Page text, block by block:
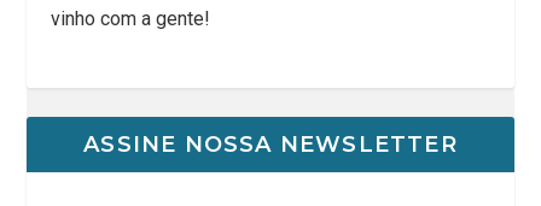
vinho com a gente!
ASSINE NOSSA NEWSLETTER